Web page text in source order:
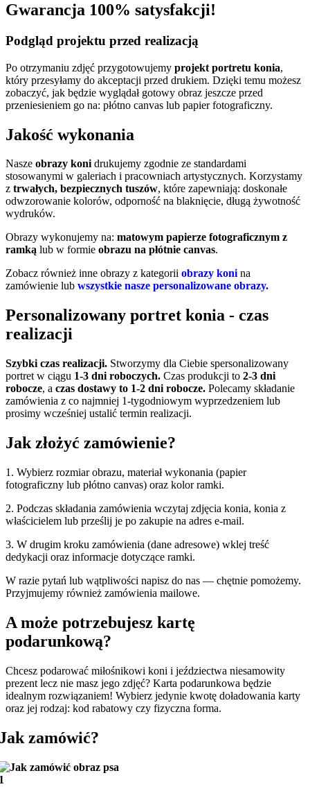
Gwarancja 100% satysfakcji!
Podgląd projektu przed realizacją
Po otrzymaniu zdjęć przygotowujemy projekt portretu konia,
który przesyłamy do akceptacji przed drukiem. Dzięki temu możesz
zobaczyć, jak będzie wyglądał gotowy obraz jeszcze przed
przeniesieniem go na: płótno canvas lub papier fotograficzny.
Jakość wykonania
Nasze obrazy konidrukujemy zgodnie ze standardami
stosowanymi w galeriach i pracowniach artystycznych. Korzystamy
z trwałych, bezpiecznych tuszów, które zapewniają: doskonałe
odwzorowanie kolorów, odporność na blaknięcie, długą żywotność
wydruków.
Obrazy wykonujemy na: matowym papierze fotograficznym z
ramką lub w formie obrazu na płótnie canvas.
Zobacz również inne obrazy z kategorii obrazy konina
zamówienie lub wszystkie nasze personalizowane obrazy.
Personalizowany portret konia - czas
realizacji
Szybki czas realizacji. Stworzymy dla Ciebie spersonalizowany
portret w ciągu 1-3 dni roboczych. Czas produkcji to 2-3 dni
robocze, a czas dostawy to 1-2 dni robocze. Polecamy składanie
zamówienia z co najmniej 1-tygodniowym wyprzedzeniem lub
prosimy wcześniej ustalić termin realizacji.
Jak złożyć zamówienie?
1. Wybierz rozmiar obrazu, materiał wykonania (papier
fotograficzny lub płótno canvas) oraz kolor ramki.
2. Podczas składania zamówienia wczytaj zdjęcia konia, konia z
właścicielem lub prześlij je po zakupie na adres e-mail.
3. W drugim kroku zamówienia (dane adresowe) wklej treść
dedykacji oraz informacje dotyczące ramki.
W razie pytań lub wątpliwości napisz do nas — chętnie pomożemy.
Przyjmujemy również zamówienia mailowe.
A może potrzebujesz kartę
podarunkową?
Chcesz podarować miłośnikowi koni i jeździectwa niesamowity
prezent lecz nie masz jego zdjęć? Karta podarunkowa będzie
idealnym rozwiązaniem! Wybierz jedynie kwotę doładowania karty
oraz jej rodzaj: kod rabatowy czy fizyczna forma.
zamówić?